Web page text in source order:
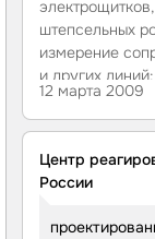
и выпуске
и контроля
данного
провели
данных с
с должным
штепсельных
измерение
и других
полного
12 марта 2009
Центр
России